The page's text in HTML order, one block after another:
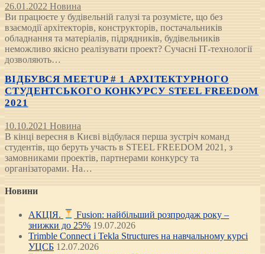
26.01.2022 Новина
Ви працюєте у будівельній галузі та розумієте, що без
взаємодії архітекторів, конструкторів, постачальників
обладнання та матеріалів, підрядників, будівельників
неможливо якісно реалізувати проект? Сучасні ІТ-технології
дозволяють…
ВІДБУВСЯ MEETUP # 1 АРХІТЕКТУРНОГО
СТУДЕНТСЬКОГО КОНКУРСУ STEEL FREEDOM
2021
10.10.2021 Новина
В кінці вересня в Києві відбулася перша зустріч команд
студентів, що беруть участь в STEEL FREEDOM 2021, з
замовниками проектів, партнерами конкурсу та
організаторами. На…
Новини
АКЦІЯ.
Fusion: найбільший розпродаж року –
знижки до 25% 19.07.2026
Trimble Connect і Tekla Structures на навчальному курсі
УЦСБ 12.07.2026